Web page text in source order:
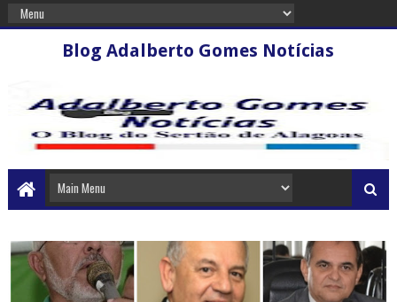
Blog Adalberto Gomes Notícias